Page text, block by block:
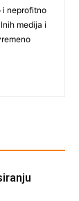
i neprofitno
medija i